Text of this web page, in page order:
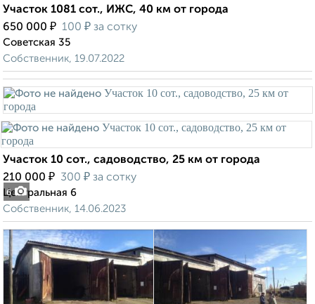
Участок 1081 сот., ИЖС, 40 км от города
650 000 ₽ 100 ₽ за сотку
Советская 35
Собственник, 19.07.2022
6
Участок 10 сот., садоводство, 25 км от города
210 000 ₽ 300 ₽ за сотку
Центральная 6
Собственник, 14.06.2023